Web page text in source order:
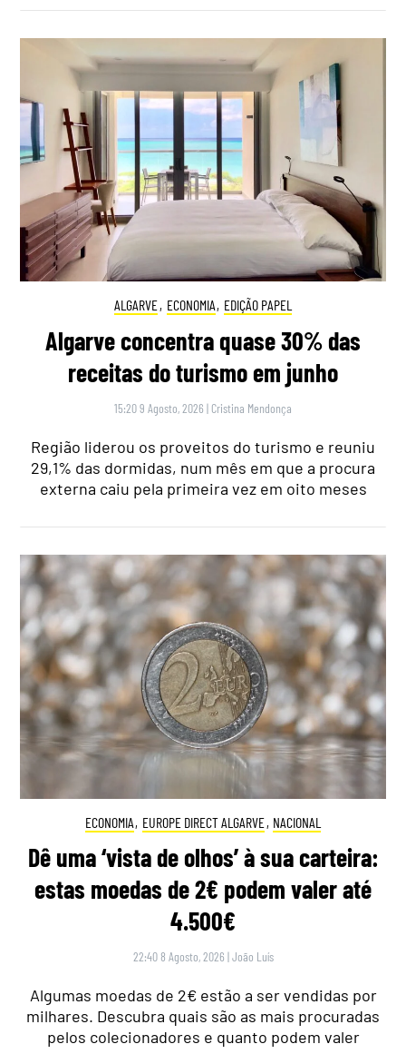
ALGARVE, ECONOMIA, EDIÇÃO PAPEL
Algarve concentra quase 30% das
receitas do turismo em junho
15:20 9 Agosto, 2026 | Cristina Mendonça
Região liderou os proveitos do turismo e reuniu
29,1% das dormidas, num mês em que a procura
externa caiu pela primeira vez em oito meses
ECONOMIA, EUROPE DIRECT ALGARVE, NACIONAL
Dê uma ‘vista de olhos’ à sua carteira:
estas moedas de 2€ podem valer até
4.500€
22:40 8 Agosto, 2026 |João Luís
Algumas moedas de 2€ estão a ser vendidas por
milhares. Descubra quais são as mais procuradas
pelos colecionadores e quanto podem valer